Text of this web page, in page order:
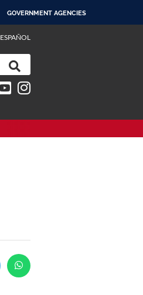
GOVERNMENT AGENCIES
ESPAÑOL